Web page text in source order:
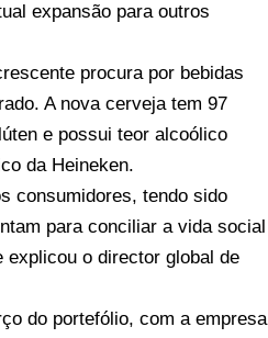
expansão para outros
procura por bebidas
A nova cerveja tem 97
e possui teor alcoólico
da Heineken.
consumidores, tendo sido
para conciliar a vida social
explicou o director global de
do portefólio, com a empresa